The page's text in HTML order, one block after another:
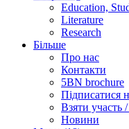
Education,
Literature
Research
Більше
Про нас
Контакти
5BN brochure
Підписатися
Взяти участь
Новини